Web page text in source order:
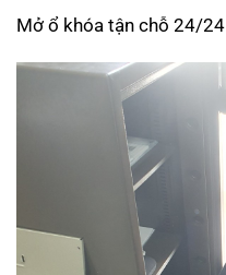
Mở ổ khóa tận chỗ 24/24